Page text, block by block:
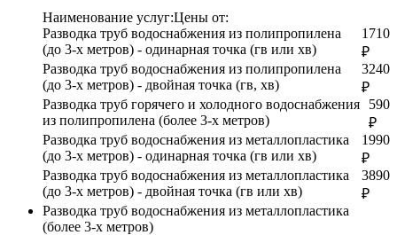
Наименование услуг:Цены от:
Разводка труб водоснабжения из полипропилена
(до 3-х метров) - одинарная точка (гв или хв)
1710
₽
Разводка труб водоснабжения из полипропилена
(до 3-х метров) - двойная точка (гв, хв)
3240
₽
Разводка труб горячего и холодного водоснабжения
из полипропилена (более 3-х метров)
590
₽
Разводка труб водоснабжения из металлопластика
(до 3-х метров) - одинарная точка (гв или хв)
1990
₽
Разводка труб водоснабжения из металлопластика
(до 3-х метров) - двойная точка (гв или хв)
3890
₽
Разводка труб водоснабжения из металлопластика
(более 3-х метров)